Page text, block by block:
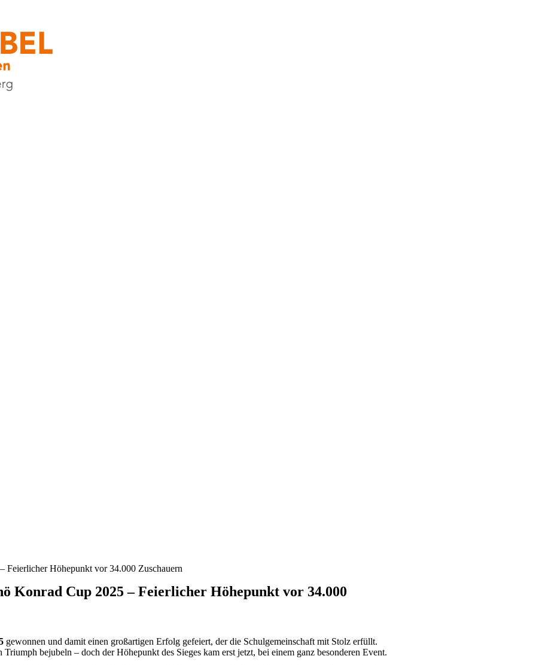
Feierlicher Höhepunkt vor 34.000 Zuschauern
Konrad Cup 2025 – Feierlicher Höhepunkt vor 34.000
gewonnen und damit einen großartigen Erfolg gefeiert, der die Schulgemeinschaft mit Stolz erfüllt.
bejubeln – doch der Höhepunkt des Sieges kam erst jetzt, bei einem ganz besonderen Event.